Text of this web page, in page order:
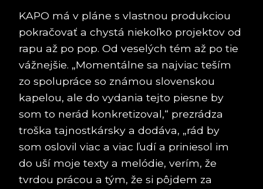
KAPO má v pláne s vlastnou produkciou
pokračovať a chystá niekoľko projektov od
rapu až po pop. Od veselých tém až po tie
vážnejšie. „Momentálne sa najviac teším
zo spolupráce so známou slovenskou
kapelou, ale do vydania tejto piesne by
som to nerád konkretizoval,“ prezrádza
troška tajnostkársky a dodáva, „rád by
som oslovil viac a viac ľudí a priniesol im
do uší moje texty a melódie, verím, že
tvrdou prácou a tým, že si pôjdem za